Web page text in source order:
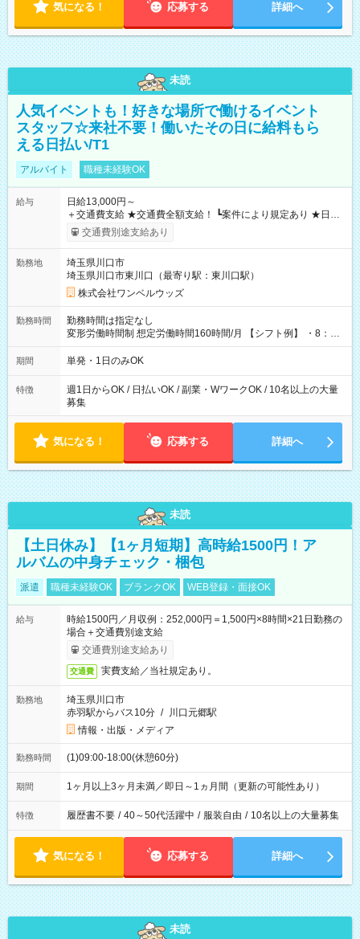
気になる！ 応募する 詳細へ
未読
人気イベントも！好きな場所で働けるイベント
スタッフ☆来社不要！働いたその日に給料もら
える日払い/T1
アルバイト 職種未経験OK
給与
日給13,000円～
＋交通費支給 ★交通費全額支給！ ┗案件により規定あり ★日払
いOK！（規定あり） ┗働いたその日に現金GET♪ お仕事後はコ
ンビニATMから 日払い分を引き落とせます！ 【試用期間】試
交通費別途支給あり
勤務地
埼玉県川口市
埼玉県川口市東川口（最寄り駅：東川口駅）
株式会社ワンベルウッズ
勤務時間
勤務時間は指定なし
変形労働時間制 想定労働時間160時間/月 【シフト例】 ・8：00
～21：00
期間 単発・1日のみOK
特徴
週1日からOK / 日払いOK / 副業・WワークOK / 10名以上の大量
募集
気になる！ 応募する 詳細へ
未読
【土日休み】【1ヶ月短期】高時給1500円！ア
ルバムの中身チェック・梱包
派遣 職種未経験OK ブランクOK WEB登録・面接OK
給与
時給1500円／月収例：252,000円＝1,500円×8時間×21日勤務の
場合＋交通費別途支給
交通費別途支給あり
交通費 実費支給／当社規定あり。
勤務地
埼玉県川口市
赤羽駅からバス10分 / 川口元郷駅
情報・出版・メディア
勤務時間 (1)09:00-18:00(休憩60分)
期間 1ヶ月以上3ヶ月未満／即日～1ヵ月間（更新の可能性あり）
特徴 履歴書不要 / 40～50代活躍中 / 服装自由 / 10名以上の大量募集
気になる！ 応募する 詳細へ
未読